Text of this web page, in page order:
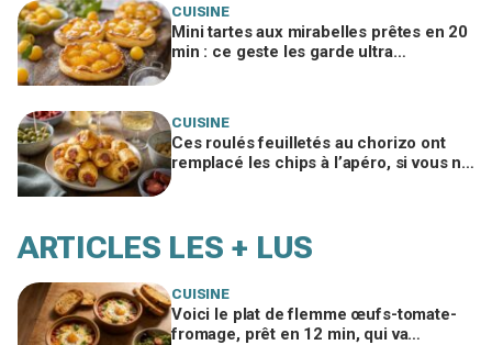
CUISINE
Mini tartes aux mirabelles prêtes en 20
min : ce geste les garde ultra
CUISINE
Ces roulés feuilletés au chorizo ont
remplacé les chips à l’apéro, si vous ne
ARTICLES LES + LUS
CUISINE
Voici le plat de flemme œufs-tomate-
fromage, prêt en 12 min, qui va